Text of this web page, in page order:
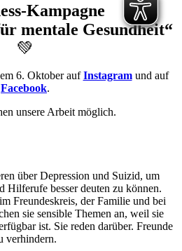
Kampagne
mentale Gesundheit“
💚
6. Oktober auf Instagram und auf
Facebook.
unsere Arbeit möglich.
über Depression und Suizid, um
Hilferufe besser deuten zu können.
Freundeskreis, der Familie und bei
sie sensible Themen an, weil sie
ist. Sie reden darüber. Freunde
verhindern.